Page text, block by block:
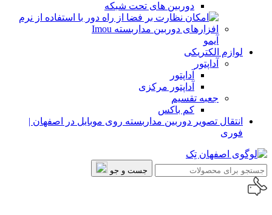
دوربین های تحت شبکه
آیمو
لوازم الکتریکی
آداپتور
آداپتور
آداپتور مرکزی
جعبه تقسیم
کم باکس
انتقال تصویر دوربین مداربسته روی موبایل در اصفهان |
فوری
جست و جو